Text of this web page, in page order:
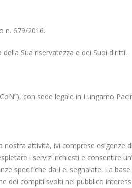
n. 679/2016.
Sua riservatezza e dei Suoi diritti.
con sede legale in Lungarno
attività, ivi comprese esigenze
i servizi richiesti e consentire
specifiche da Lei segnalate. La
dei compiti svolti nel pubblico